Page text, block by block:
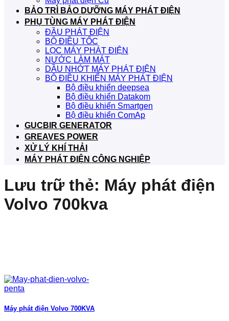
BẢO TRÌ BẢO DƯỠNG MÁY PHÁT ĐIỆN
PHỤ TÙNG MÁY PHÁT ĐIỆN
ĐẦU PHÁT ĐIỆN
BỘ ĐIỀU TỐC
LỌC MÁY PHÁT ĐIỆN
NƯỚC LÀM MÁT
DẦU NHỚT MÁY PHÁT ĐIỆN
BỘ ĐIỀU KHIỂN MÁY PHÁT ĐIỆN
Bộ điều khiển deepsea
Bộ điều khiển Datakom
Bộ điều khiển Smartgen
Bộ điều khiển ComAp
GUCBIR GENERATOR
GREAVES POWER
XỬ LÝ KHÍ THẢI
MÁY PHÁT ĐIỆN CÔNG NGHIỆP
Lưu trữ thẻ: Máy phát điện
Volvo 700kva
Máy phát điện Volvo 700KVA